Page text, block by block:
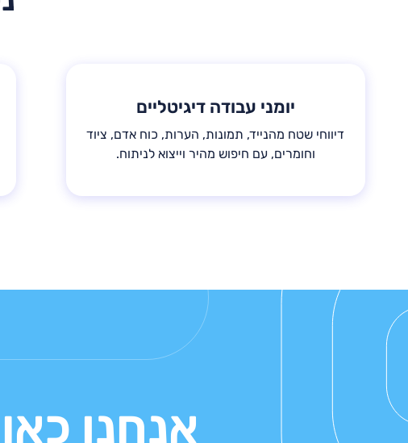
יומני עבודה דיגיטליים
דיווחי שטח מהנייד, תמונות, הערות, כוח אדם, ציוד
וחומרים, עם חיפוש מהיר וייצוא לניתוח.
אנחנו